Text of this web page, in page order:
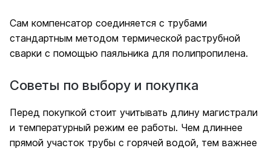
Сам компенсатор соединяется с трубами
стандартным методом термической раструбной
сварки с помощью паяльника для полипропилена.
Советы по выбору и покупка
Перед покупкой стоит учитывать длину магистрали
и температурный режим ее работы. Чем длиннее
прямой участок трубы с горячей водой, тем важнее